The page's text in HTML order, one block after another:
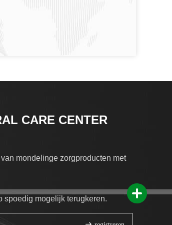
CARE CENTER
mondelinge zorgproducten met
spoedig mogelijk terugkeren.